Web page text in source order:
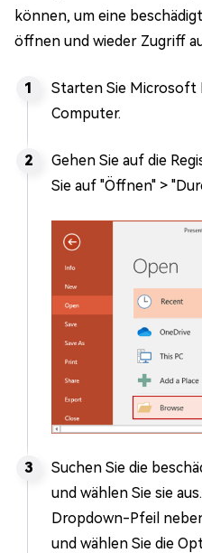
können, um eine
öffnen und wieder Zugriff
Starten Sie Microsoft
Computer.
Gehen Sie auf die
Sie auf "Öffnen" >
Suchen Sie die
und wählen Sie sie
Dropdown-Pfeil
und wählen Sie die